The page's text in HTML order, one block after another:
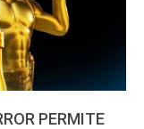
PERMITE